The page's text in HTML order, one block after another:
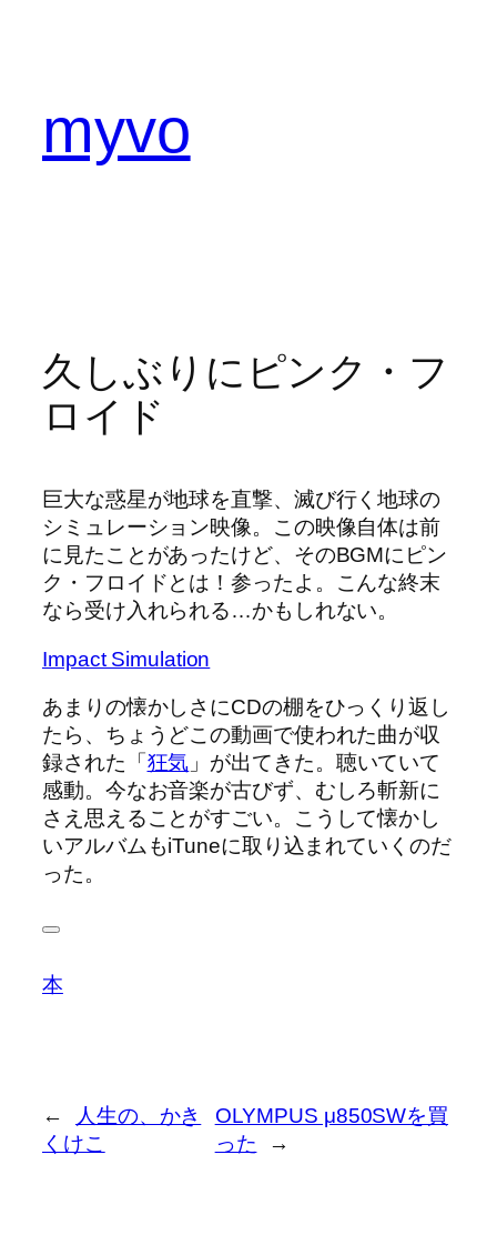
myvo
久しぶりにピンク・フ
ロイド
巨大な惑星が地球を直撃、滅び行く地球の
シミュレーション映像。この映像自体は前
に見たことがあったけど、そのBGMにピン
ク・フロイドとは！参ったよ。こんな終末
なら受け入れられる…かもしれない。
Impact Simulation
あまりの懐かしさにCDの棚をひっくり返し
たら、ちょうどこの動画で使われた曲が収
録された「 狂気 」が出てきた。聴いていて
感動。今なお音楽が古びず、むしろ斬新に
さえ思えることがすごい。こうして懐かし
いアルバムもiTuneに取り込まれていくのだ
った。
本
←
人生の、かき
くけこ
OLYMPUS μ850SWを買
った
→